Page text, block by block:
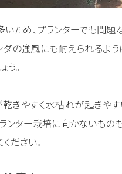
ため、プランターでも問題
の強風にも耐えられるよ
う。
きやすく水枯れが起きや
ンター栽培に向かないもの
ださい。